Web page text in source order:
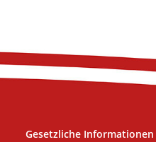
Gesetzliche Informationen